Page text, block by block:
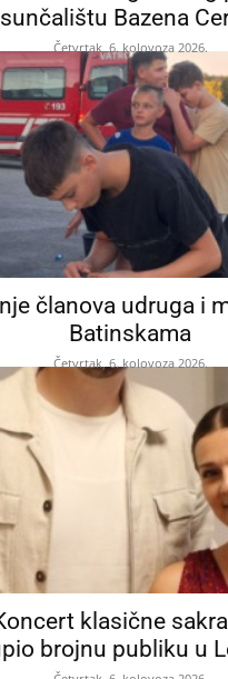
sunčalištu Bazena
Četvrtak, 6. kolovoza 2026.
članova udruga i
Batinskama
Četvrtak, 6. kolovoza 2026.
klasične
brojnu publiku u